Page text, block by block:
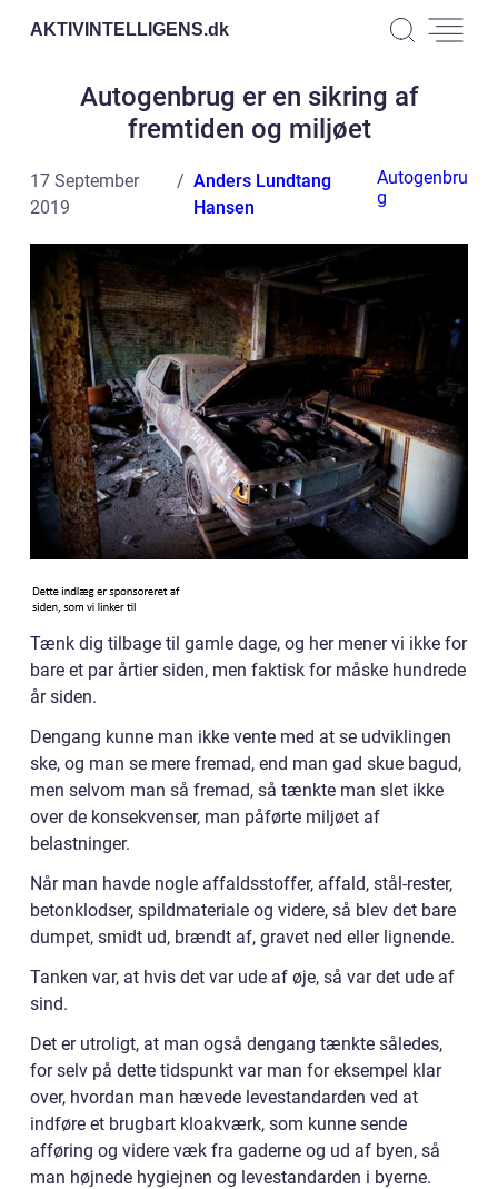
AKTIVINTELLIGENS.dk
Autogenbrug er en sikring af
fremtiden og miljøet
17 September
2019
Anders Lundtang
Hansen
Autogenbru
g
Tænk dig tilbage til gamle dage, og her mener vi ikke for
bare et par årtier siden, men faktisk for måske hundrede
år siden.
Dengang kunne man ikke vente med at se udviklingen
ske, og man se mere fremad, end man gad skue bagud,
men selvom man så fremad, så tænkte man slet ikke
over de konsekvenser, man påførte miljøet af
belastninger.
Når man havde nogle affaldsstoffer, affald, stål-rester,
betonklodser, spildmateriale og videre, så blev det bare
dumpet, smidt ud, brændt af, gravet ned eller lignende.
Tanken var, at hvis det var ude af øje, så var det ude af
sind.
Det er utroligt, at man også dengang tænkte således,
for selv på dette tidspunkt var man for eksempel klar
over, hvordan man hævede levestandarden ved at
indføre et brugbart kloakværk, som kunne sende
afføring og videre væk fra gaderne og ud af byen, så
man højnede hygiejnen og levestandarden i byerne.